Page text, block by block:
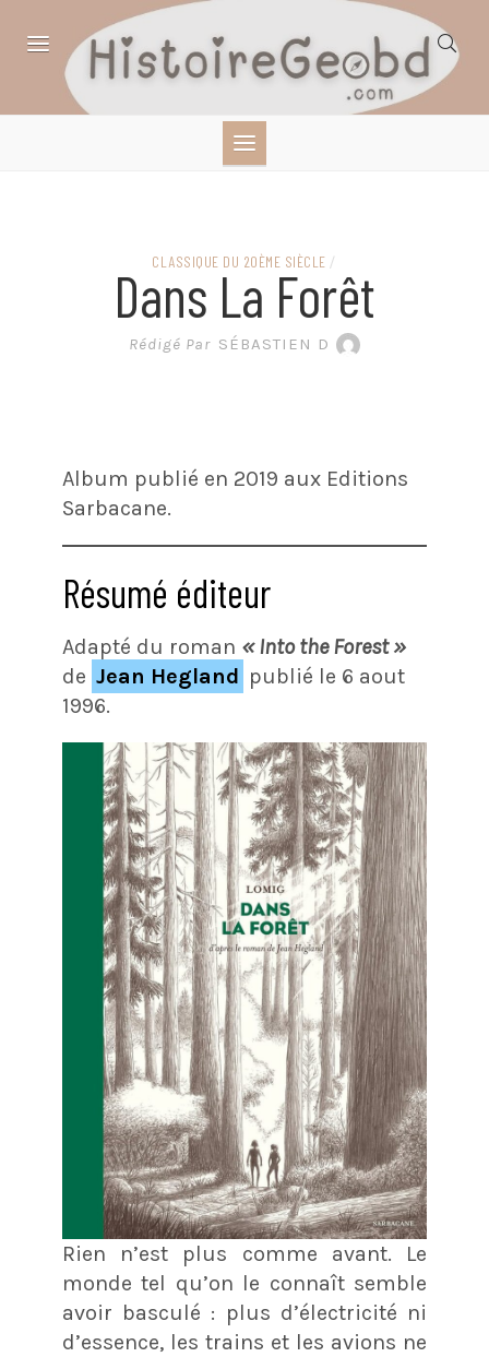
SCIENCES,
LITTÉRATURE EN
BANDE DESSINÉE
CLASSIQUE DU 20ÈME SIÈCLE /
Dans La Forêt
Rédigé Par SÉBASTIEN D
Album publié en 2019 aux Editions
Sarbacane.
Résumé éditeur
Adapté du roman « Into the Forest »
de Jean Hegland publié le 6 aout
1996.
Rien n’est plus comme avant. Le
monde tel qu’on le connaît semble
avoir basculé : plus d’électricité ni
d’essence, les trains et les avions ne